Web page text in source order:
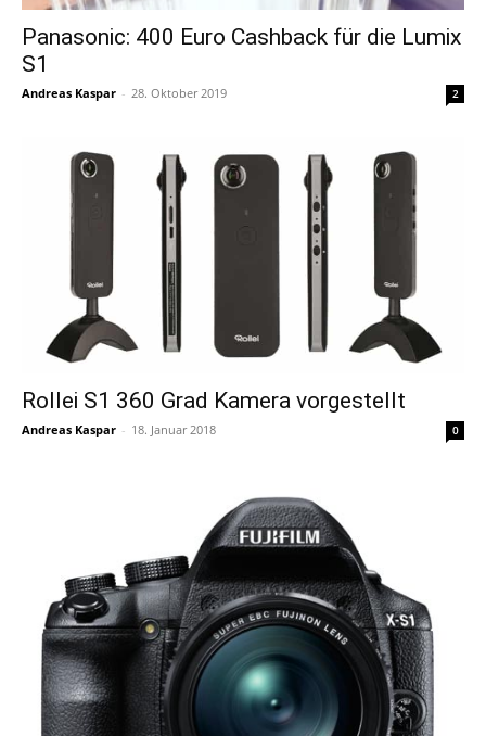
Panasonic: 400 Euro Cashback für die Lumix
S1
Andreas Kaspar - 28. Oktober 2019 2
Rollei S1 360 Grad Kamera vorgestellt
Andreas Kaspar - 18. Januar 2018 0